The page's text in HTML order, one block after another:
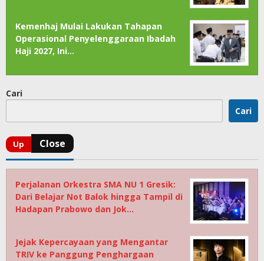
Kemenhaj Mulai Lakukan Tahapan
Operasional Penyelenggaraan Ibadah
Haji 2027, Ini…
Cari
Cari
Perjalanan Orkestra SMA NU 1 Gresik:
Dari Belajar Not Balok hingga Tampil di
Hadapan Prabowo dan Jok…
Jejak Kepercayaan yang Mengantar
TRIV ke Panggung Penghargaan